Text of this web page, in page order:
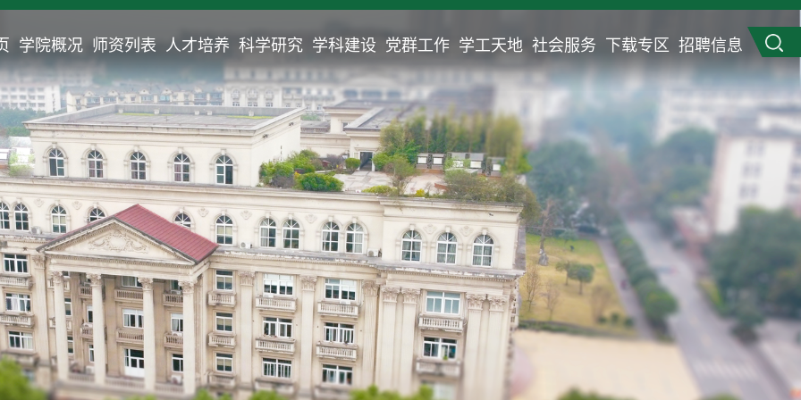
学院概况 师资列表 人才培养 科学研究 学科建设 党群工作 学工天地 社会服务 下载专区 招聘信息